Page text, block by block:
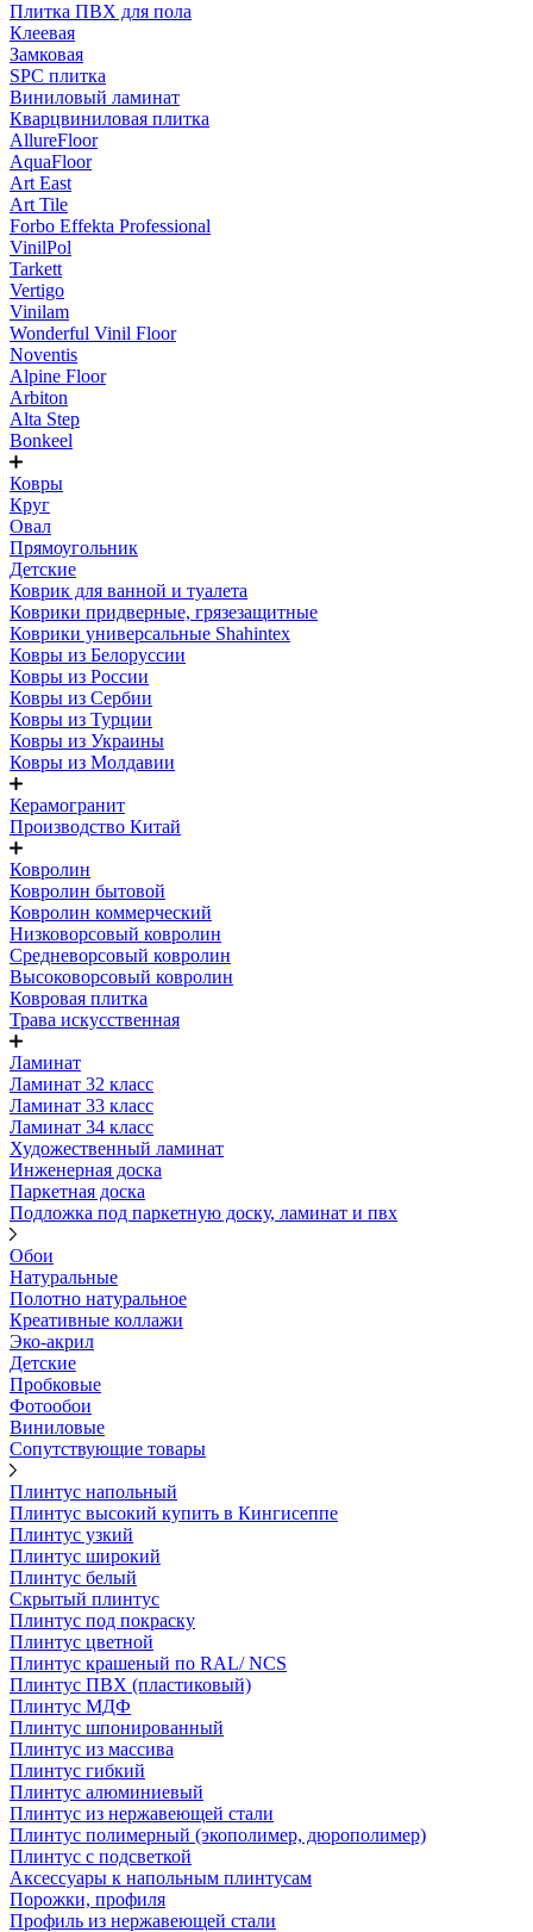
Плитка ПВХ для пола
Клеевая
Замковая
SPC плитка
Виниловый ламинат
Кварцвиниловая плитка
AllureFloor
AquaFloor
Art East
Art Tile
Forbo Effekta Professional
VinilPol
Tarkett
Vertigo
Vinilam
Wonderful Vinil Floor
Noventis
Alpine Floor
Arbiton
Alta Step
Bonkeel
Ковры
Круг
Овал
Прямоугольник
Детские
Коврик для ванной и туалета
Коврики придверные, грязезащитные
Коврики универсальные Shahintex
Ковры из Белоруссии
Ковры из России
Ковры из Сербии
Ковры из Турции
Ковры из Украины
Ковры из Молдавии
Керамогранит
Производство Китай
Ковролин
Ковролин бытовой
Ковролин коммерческий
Низковорсовый ковролин
Средневорсовый ковролин
Высоковорсовый ковролин
Ковровая плитка
Трава искусственная
Ламинат
Ламинат 32 класс
Ламинат 33 класс
Ламинат 34 класс
Художественный ламинат
Инженерная доска
Паркетная доска
Подложка под паркетную доску, ламинат и пвх
Обои
Натуральные
Полотно натуральное
Креативные коллажи
Эко-акрил
Детские
Пробковые
Фотообои
Виниловые
Сопутствующие товары
Плинтус напольный
Плинтус высокий купить в Кингисеппе
Плинтус узкий
Плинтус широкий
Плинтус белый
Скрытый плинтус
Плинтус под покраску
Плинтус цветной
Плинтус крашеный по RAL/ NCS
Плинтус ПВХ (пластиковый)
Плинтус МДФ
Плинтус шпонированный
Плинтус из массива
Плинтус гибкий
Плинтус алюминиевый
Плинтус из нержавеющей стали
Плинтус полимерный (экополимер, дюрополимер)
Плинтус с подсветкой
Аксессуары к напольным плинтусам
Порожки, профиля
Профиль из нержавеющей стали